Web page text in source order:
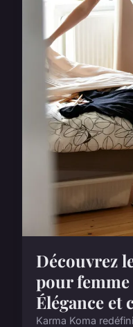
Découvrez
pour
Élégance et
Karma Koma